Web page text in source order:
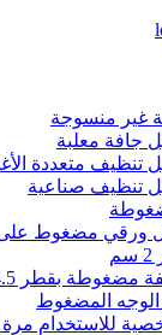
غير منسوجة
جافة معلبة
تنظيف متعددة
تنظيف صناعية
ورقي مضغوط
مضغوطة بقطر 4.5 سم
الوجه المضغوط
للاستخدام مرة